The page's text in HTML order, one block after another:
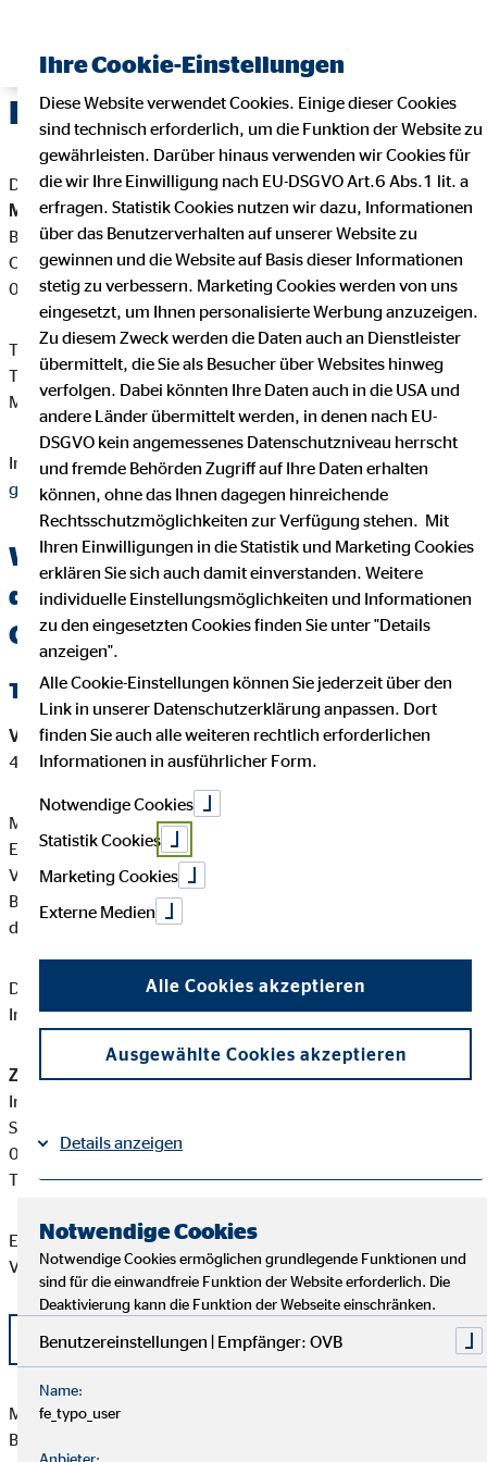
Impressum
Dieser Internetauftritt ist ein Angebot von:
Michael Große
Bezirksdirektor für die OVB Vermögensberatung AG
Olbernhauer Str. 5
09125 Chemnitz
Telefon: +49 371 2803694
Telefax: +49 371 5430779
Mail:mgrosse@ovb.de
Internet:https://www.ovb.de/finanzberater/chemnitz-michael-
grosse.html
Wichtige Kundeninformationen über
den OVB Berater Michael Große in
Chemnitz
Tätigkeitsart
Versicherungsvermittler-Registernummer:D-NB80-A4X35-
46
Michael Große ist ein Versicherungsvertreter mit
Erlaubnispflicht nach § 34 d Abs. 1 GewO, eingetragen in das
Vermittlerregister gemäß § 34d Abs. 10 GewO,
Bundesrepublik Deutschland Berufsrechtliche Regelung: § 34
d GewO, §§ 59 - 68 VVG, VersVermV
Diese berufsrechtlichen Regelungen können Sie auf folgender
Internetseite einsehen:www.gesetze-im-internet.de
Zuständige Erlaubnisbehörde:
Industrie- und Handelskammer Chemnitz
Straße der Nationen 25
09111 Chemnitz
Tel: +49 371 6900-0
Eine aktuelle Auflistung der Produktpartner der OVB
Vermögensberatung AG finden Sie hier:
Liste OVB Produktpartner als PDF
Michael Große besitzt weder direkte noch indirekte
Beteiligungen von über zehn Prozent an den Stimmrechten
Ihre Cookie-Einstellungen
Diese Website verwendet Cookies. Einige dieser Cookies
sind technisch erforderlich, um die Funktion der Website zu
gewährleisten. Darüber hinaus verwenden wir Cookies für
die wir Ihre Einwilligung nach EU-DSGVO Art.6 Abs.1 lit. a
erfragen. Statistik Cookies nutzen wir dazu, Informationen
über das Benutzerverhalten auf unserer Website zu
gewinnen und die Website auf Basis dieser Informationen
stetig zu verbessern. Marketing Cookies werden von uns
eingesetzt, um Ihnen personalisierte Werbung anzuzeigen.
Zu diesem Zweck werden die Daten auch an Dienstleister
übermittelt, die Sie als Besucher über Websites hinweg
verfolgen. Dabei könnten Ihre Daten auch in die USA und
andere Länder übermittelt werden, in denen nach EU-
DSGVO kein angemessenes Datenschutzniveau herrscht
und fremde Behörden Zugriff auf Ihre Daten erhalten
können, ohne das Ihnen dagegen hinreichende
Rechtsschutzmöglichkeiten zur Verfügung stehen. Mit
Ihren Einwilligungen in die Statistik und Marketing Cookies
erklären Sie sich auch damit einverstanden. Weitere
individuelle Einstellungsmöglichkeiten und Informationen
zu den eingesetzten Cookies finden Sie unter "Details
anzeigen".
Alle Cookie-Einstellungen können Sie jederzeit über den
Link in unserer Datenschutzerklärung anpassen. Dort
finden Sie auch alle weiteren rechtlich erforderlichen
Informationen in ausführlicher Form.
Notwendige Cookies
Statistik Cookies
Marketing Cookies
Externe Medien
Alle Cookies akzeptieren
Ausgewählte Cookies akzeptieren
Details anzeigen
Notwendige Cookies
Notwendige Cookies ermöglichen grundlegende Funktionen und
sind für die einwandfreie Funktion der Website erforderlich. Die
Deaktivierung kann die Funktion der Webseite einschränken.
Benutzereinstellungen | Empfänger: OVB
Name:
fe_typo_user
Anbieter: